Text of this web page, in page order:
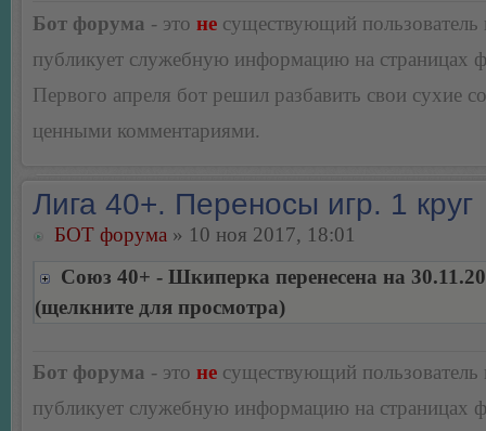
Бот форума - это не существующий пользователь
публикует служебную информацию на страницах
Первого апреля бот решил разбавить свои сухие
ценными комментариями.
Лига 40+. Переносы игр. 1 круг
БОТ форума » 10 ноя 2017, 18:01
Союз 40+ - Шкиперка перенесена на
(щелкните для просмотра)
Бот форума - это не существующий пользователь
публикует служебную информацию на страницах